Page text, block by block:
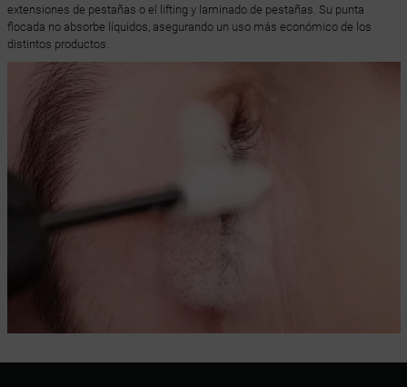
extensiones de pestañas o el lifting y laminado de pestañas. Su punta
flocada no absorbe líquidos, asegurando un uso más económico de los
distintos productos.